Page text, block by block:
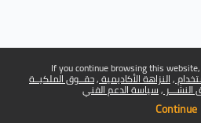
If you continue browsing this
النزاهة الأكاديمية حقــوق الملكيــة
النشـــر سياسة الدعم الفني
Continue